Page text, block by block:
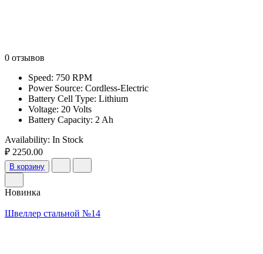
0 отзывов
Speed: 750 RPM
Power Source: Cordless-Electric
Battery Cell Type: Lithium
Voltage: 20 Volts
Battery Capacity: 2 Ah
Availability: In Stock
₽ 2250.00
В корзину
Новинка
Швеллер стальной №14